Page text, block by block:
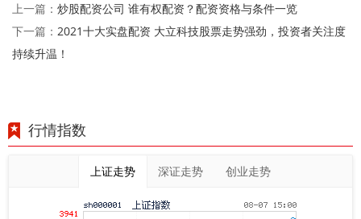
上一篇： 炒股配资公司 谁有权配资？配资资格与条件一览
下一篇： 2021十大实盘配资 大立科技股票走势强劲，投资者关注度
持续升温！
行情指数
上证走势 深证走势 创业走势